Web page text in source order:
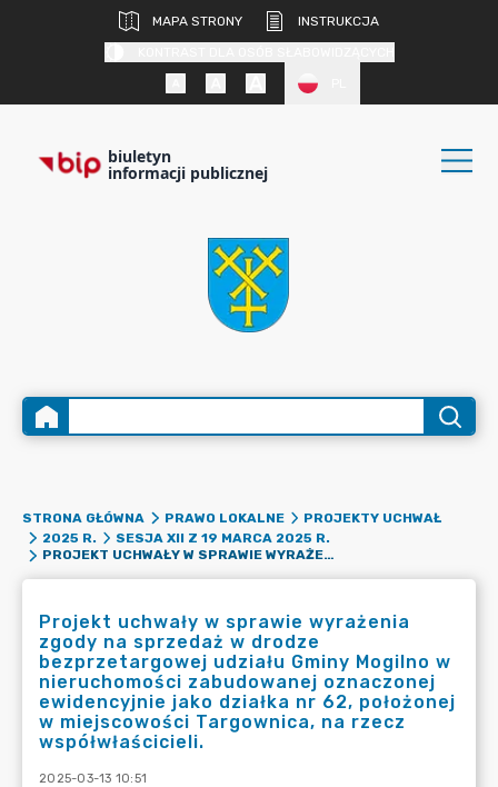
MAPA STRONY
INSTRUKCJA
biuletyn
informacji publicznej
STRONA GŁÓWNA PRAWO LOKALNE
PROJEKTY UCHWAŁ
2025 R.
SESJA XII Z 19 MARCA 2025 R.
PROJEKT UCHWAŁY W SPRAWIE WYRAŻENIA ZGODY NA SPRZEDAŻ W DRODZE BEZPRZETARGOWEJ UDZIAŁU GMINY MOGILNO W NIERUCHOMOŚCI ZABUDOWANEJ OZNACZONEJ EWIDENCYJNIE JAKO DZIAŁKA NR 62, POŁOŻONEJ W MIEJSCOWOŚCI TARGOWNICA, NA RZECZ WSPÓŁWŁAŚCICIELI.
Projekt uchwały w sprawie wyrażenia
zgody na sprzedaż w drodze
bezprzetargowej udziału Gminy Mogilno w
nieruchomości zabudowanej oznaczonej
ewidencyjnie jako działka nr 62, położonej
w miejscowości Targownica, na rzecz
współwłaścicieli.
2025-03-13 10:51